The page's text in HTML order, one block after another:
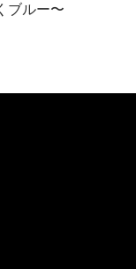
ブルー〜